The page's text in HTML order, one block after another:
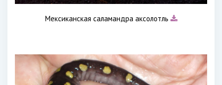
Мексиканская саламандра аксолотль